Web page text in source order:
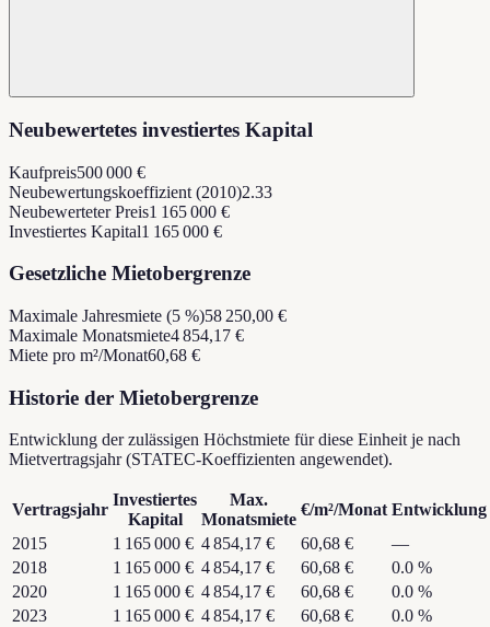
Neubewertetes investiertes Kapital
Kaufpreis500 000 €
Neubewertungskoeffizient (2010)2.33
Neubewerteter Preis1 165 000 €
Investiertes Kapital1 165 000 €
Gesetzliche Mietobergrenze
Maximale Jahresmiete (5 %)58 250,00 €
Maximale Monatsmiete4 854,17 €
Miete pro m²/Monat60,68 €
Historie der Mietobergrenze
Entwicklung der zulässigen Höchstmiete für diese Einheit je nach
Mietvertragsjahr (STATEC-Koeffizienten angewendet).
Vertragsjahr
Investiertes
Kapital
Max.
Monatsmiete
€/m²/Monat Entwicklung
2015
1 165 000 € 4 854,17 € 60,68 €
—
2018
1 165 000 € 4 854,17 € 60,68 € 0.0 %
2020
1 165 000 € 4 854,17 € 60,68 € 0.0 %
2023
1 165 000 € 4 854,17 € 60,68 € 0.0 %